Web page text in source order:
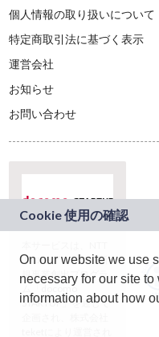
個人情報の取り扱いについて
特定商取引法に基づく表示
運営会社
お知らせ
お問い合わせ
ドコモグループの新
規事業創出プログラ
ム「docomo
STARTUP」を通じて
On our website we use
necessary for our site
information about how